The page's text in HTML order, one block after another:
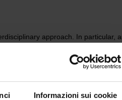
Informazioni sui cookie
approach. In particular,
stage gesture, based on Roman
The products of the research
the staging of two shows to be
Area of Lipari Research on